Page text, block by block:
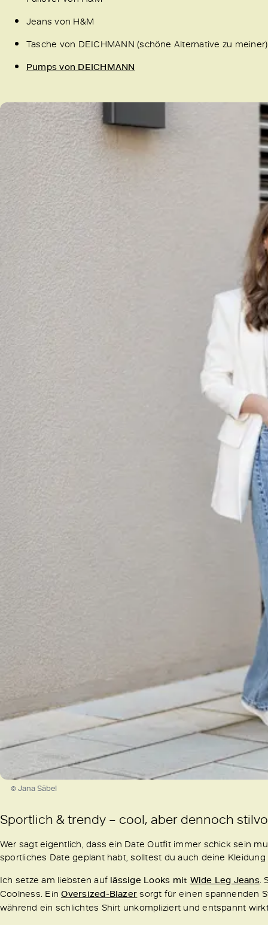
Jeans von H&M
Tasche von DEICHMANN (schöne Alternative zu meiner)
Pumps von DEICHMANN
© Jana Säbel
Sportlich & trendy – cool, aber dennoch
Wer sagt eigentlich, dass ein Date Outfit immer schick sein
sportliches Date geplant habt, solltest du auch deine
Ich setze am liebsten auf lässige Looks mit Wide Leg Jeans.
Coolness. EinOversized-Blazer sorgt für einen spannenden
während ein schlichtes Shirt unkompliziert und entspannt